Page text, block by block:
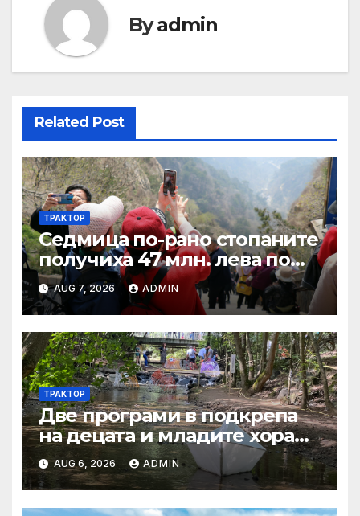
Byadmin
Related Post
ТРАКТОР
Седмица по-рано стопаните
получиха 47 млн. лева по
четири биологични и
агроекологични
интервенции за Кампания
2024
AUG 7, 2026 ADMIN
ТРАКТОР
Две програми в подкрепа
на децата и младите хора
на Благоевград
предложени за обществено
обсъждане
AUG 6, 2026 ADMIN